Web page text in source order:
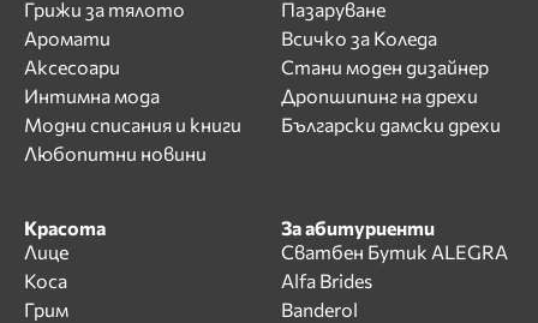
Грижи за тялото
Аромати
Аксесоари
Интимна мода
Модни списания и книги
Любопитни новини
Пазаруване
Всичко за Коледа
Стани моден дизайнер
Дропшипинг на дрехи
Български дамски дрехи
Красота
Лице
Коса
Грим
За абитуриенти
Сватбен Бутик ALEGRA
Alfa Brides
Banderol